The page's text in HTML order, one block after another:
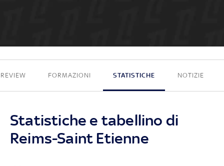
2 - 0
FORMAZIONI STATISTICHE NOTIZIE
Statistiche e tabellino di
Reims-Saint Etienne